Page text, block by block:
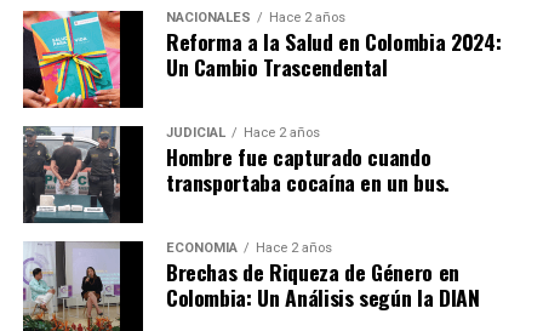
NACIONALES Hace 2 años
Reforma a la Salud en Colombia 2024:
Un Cambio Trascendental
JUDICIAL Hace 2 años
Hombre fue capturado cuando
transportaba cocaína en un bus.
ECONOMIA Hace 2 años
Brechas de Riqueza de Género en
Colombia: Un Análisis según la DIAN